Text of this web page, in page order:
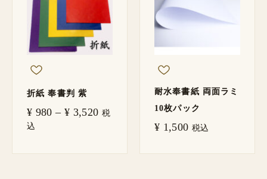
折紙 奉書判 紫
¥ 980 – ¥ 3,520
¥ 3,520
税
込
耐水奉書紙 両面ラミ
10枚パック
¥ 1,500 税込